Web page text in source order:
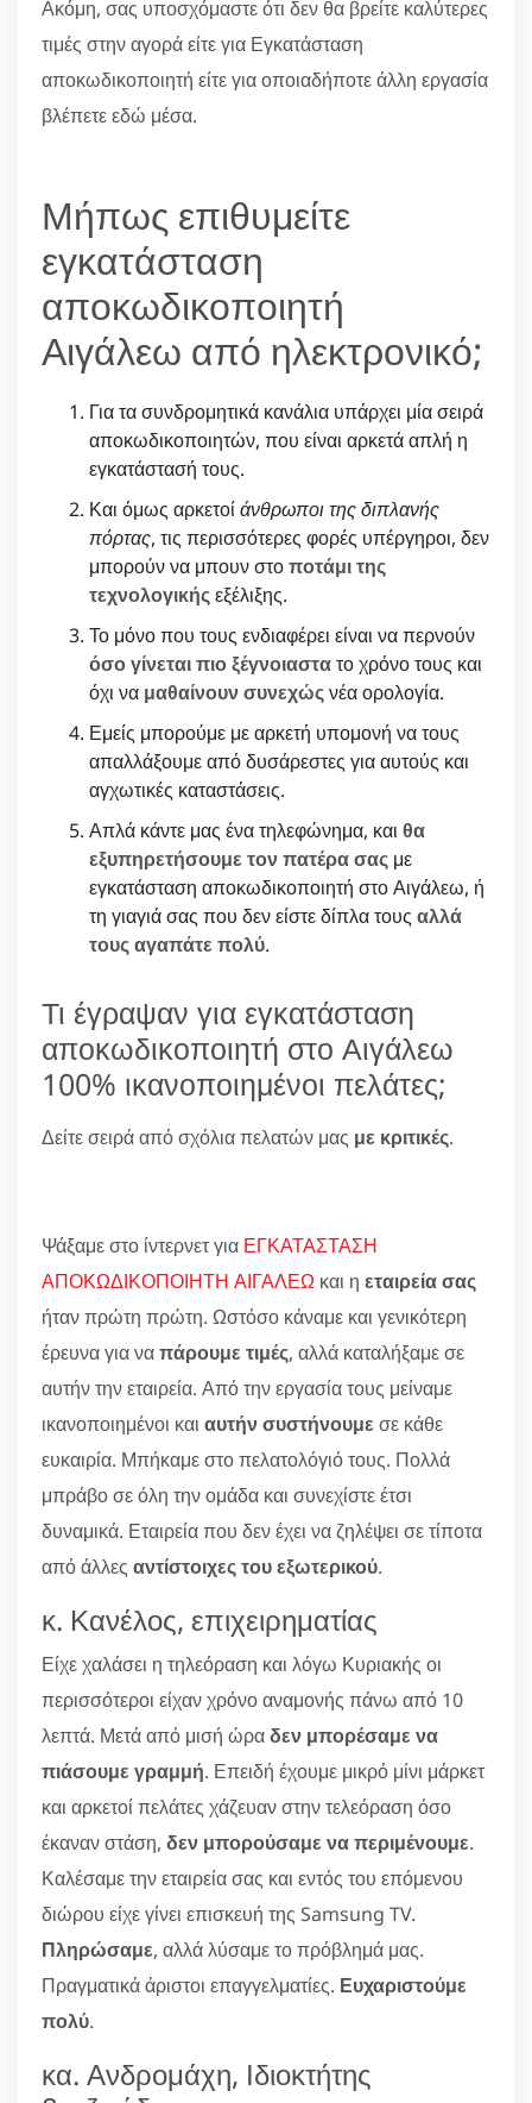
Ακόμη, σας υποσχόμαστε ότι δεν θα βρείτε καλύτερες
τιμές στην αγορά είτε για Εγκατάσταση
αποκωδικοποιητή είτε για οποιαδήποτε άλλη εργασία
βλέπετε εδώ μέσα.
Μήπως επιθυμείτε
εγκατάσταση
αποκωδικοποιητή
Αιγάλεω από ηλεκτρονικό;
Για τα συνδρομητικά κανάλια υπάρχει μία σειρά
αποκωδικοποιητών, που είναι αρκετά απλή η
εγκατάστασή τους.
Και όμως αρκετοίάνθρωποι της διπλανής
πόρτας, τις περισσότερες φορές υπέργηροι, δεν
μπορούν να μπουν στοποτάμι της
τεχνολογικήςεξέλιξης.
Το μόνο που τους ενδιαφέρει είναι να περνούν
όσο γίνεται πιο ξέγνοιαστατο χρόνο τους και
όχι να μαθαίνουν συνεχώςνέα ορολογία.
Εμείς μπορούμε με αρκετή υπομονή να τους
απαλλάξουμε από δυσάρεστες για αυτούς και
αγχωτικές καταστάσεις.
Απλά κάντε μας ένα τηλεφώνημα, και θα
εξυπηρετήσουμε τον πατέρα σας με
εγκατάσταση αποκωδικοποιητή στο Αιγάλεω, ή
τη γιαγιά σας που δεν είστε δίπλα τους αλλά
τους αγαπάτε πολύ.
Τι έγραψαν για εγκατάσταση
αποκωδικοποιητή στο Αιγάλεω
100% ικανοποιημένοι πελάτες;
Δείτε σειρά από σχόλια πελατών μας με κριτικές.
Ψάξαμε στο ίντερνετ για ΕΓΚΑΤΑΣΤΑΣΗ
ΑΠΟΚΩΔΙΚΟΠΟΙΗΤΗ ΑΙΓΑΛΕΩ και η εταιρεία σας
ήταν πρώτη πρώτη. Ωστόσο κάναμε και γενικότερη
έρευνα για ναπάρουμε τιμές, αλλά καταλήξαμε σε
αυτήν την εταιρεία. Από την εργασία τους μείναμε
ικανοποιημένοι και αυτήν συστήνουμε σε κάθε
ευκαιρία. Μπήκαμε στο πελατολόγιό τους. Πολλά
μπράβο σε όλη την ομάδα και συνεχίστε έτσι
δυναμικά. Εταιρεία που δεν έχει να ζηλέψει σε τίποτα
από άλλες αντίστοιχες του εξωτερικού.
κ. Κανέλος, επιχειρηματίας
Είχε χαλάσει η τηλεόραση και λόγω Κυριακής οι
περισσότεροι είχαν χρόνο αναμονής πάνω από 10
λεπτά. Μετά από μισή ώραδεν μπορέσαμε να
πιάσουμε γραμμή. Επειδή έχουμε μικρό μίνι μάρκετ
και αρκετοί πελάτες χάζευαν στην τελεόραση όσο
έκαναν στάση, δεν μπορούσαμε να περιμένουμε.
Καλέσαμε την εταιρεία σας και εντός του επόμενου
διώρου είχε γίνει επισκευή της Samsung TV.
Πληρώσαμε, αλλά λύσαμε το πρόβλημά μας.
Πραγματικά άριστοι επαγγελματίες. Ευχαριστούμε
πολύ.
κα. Ανδρομάχη, Ιδιοκτήτης